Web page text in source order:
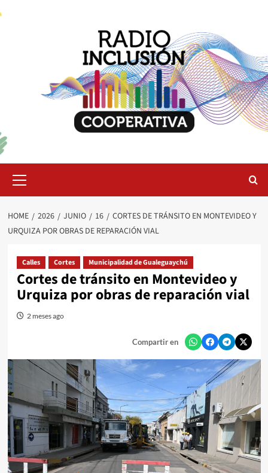
Menu
HOME 2026 JUNIO 16
CORTES DE TRÁNSITO EN MONTEVIDEO Y
URQUIZA POR OBRAS DE REPARACIÓN VIAL
Calles Cortes Municipalidad de Gualeguaychú
Cortes de tránsito en Montevideo y
Urquiza por obras de reparación vial
2 meses ago
Compartir en